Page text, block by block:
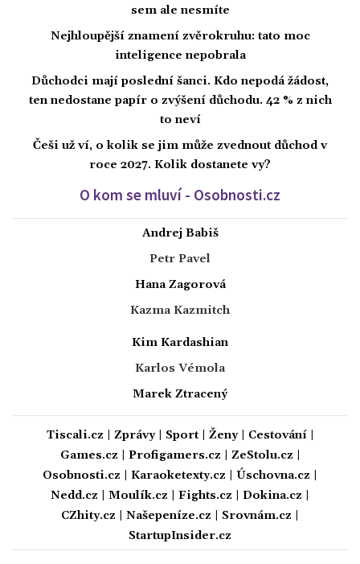
sem ale nesmíte
Nejhloupější znamení zvěrokruhu: tato moc
inteligence nepobrala
Důchodci mají poslední šanci. Kdo nepodá žádost,
ten nedostane papír o zvýšení důchodu. 42 % z nich
to neví
Češi už ví, o kolik se jim může zvednout důchod v
roce 2027. Kolik dostanete vy?
O kom se mluví - Osobnosti.cz
Andrej Babiš
Petr Pavel
Hana Zagorová
Kazma Kazmitch
Kim Kardashian
Karlos Vémola
Marek Ztracený
Tiscali.cz Zprávy| Sport| Ženy| Cestování|
Games.cz
Profigamers.cz ZeStolu.cz
Osobnosti.cz
Karaoketexty.cz Úschovna.cz
Nedd.cz
Moulík.cz Fights.cz Dokina.cz
CZhity.cz
Našepeníze.cz Srovnám.cz
StartupInsider.cz